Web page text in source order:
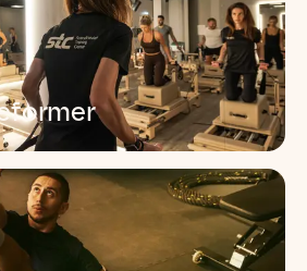
och balans med
Upptäck klassisk Pilates,
eller kombinationspass.